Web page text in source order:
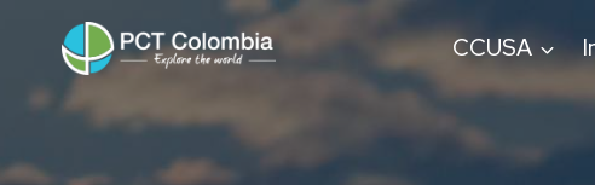
CCUSA